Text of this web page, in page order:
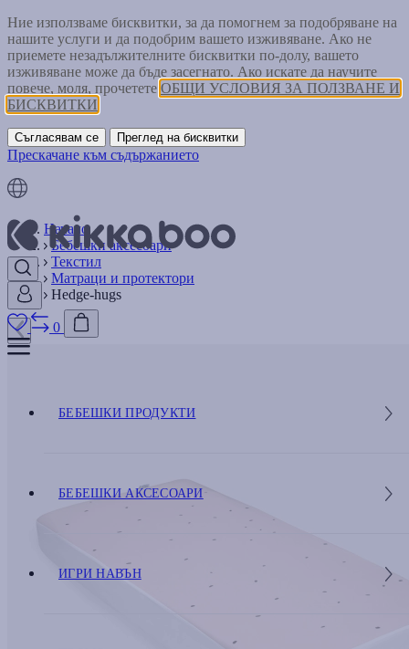
Ние използваме бисквитки, за да помогнем за подобряване на
нашите услуги и да подобрим вашето изживяване. Ако не
приемете незадължителните бисквитки по-долу, вашето
изживяване може да бъде засегнато. Ако искате да научите
повече, моля, прочетете ОБЩИ УСЛОВИЯ ЗА ПОЛЗВАНЕ И
БИСКВИТКИ
Съгласявам се Преглед на бисквитки
Прескачане към съдържанието
0
БЕБЕШКИ ПРОДУКТИ
БЕБЕШКИ АКСЕСОАРИ
ИГРИ НАВЪН
Начало
Бебешки аксесоари
Текстил
Матраци и протектори
Hedge-hugs